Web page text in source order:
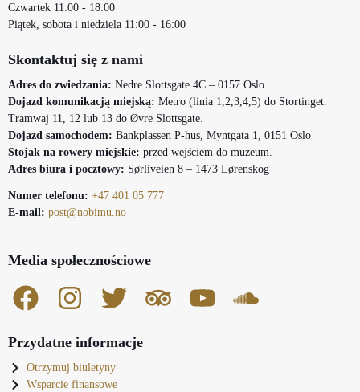
Czwartek 11:00 - 18:00
Piątek, sobota i niedziela 11:00 - 16:00
Skontaktuj się z nami
Adres do zwiedzania: Nedre Slottsgate 4C – 0157 Oslo
Dojazd komunikacją miejską: Metro (linia 1,2,3,4,5) do Stortinget.
Tramwaj 11, 12 lub 13 do Øvre Slottsgate.
Dojazd samochodem: Bankplassen P-hus, Myntgata 1, 0151 Oslo
Stojak na rowery miejskie: przed wejściem do muzeum.
Adres biura i pocztowy: Sørliveien 8 – 1473 Lørenskog
Numer telefonu: +47 401 05 777
E-mail: post@nobimu.no
Media społecznościowe
Przydatne informacje
Otrzymuj biuletyny
Wsparcie finansowe